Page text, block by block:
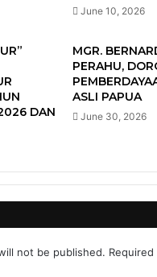
June 10, 2026
DAN
MGR.
PERAHU,
ASLI PAPUA
June 30, 2026
not be published.